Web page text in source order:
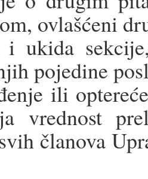
ovlašćeni
i ukida
pojedine
ili
vrednost
članova